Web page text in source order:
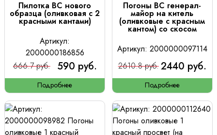
Пилотка ВС нового
образца (оливковая с 2
красными кантами)
Артикул:
2000000186856
666.7 руб.
590 руб.
Подробнее
Погоны ВС генерал-
майор на китель
(оливковые с красным
кантом) со скосом
Артикул: 2000000097114
2610.8 руб.2440 руб.
Подробнее